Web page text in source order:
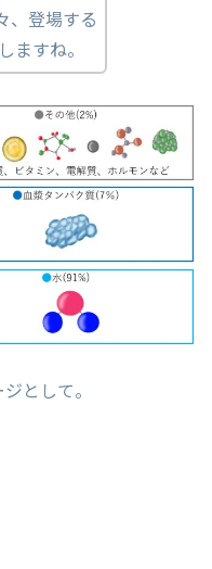
、登場する
ますね。
として。